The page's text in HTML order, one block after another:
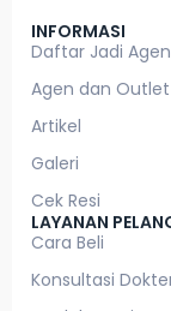
INFORMASI
Daftar Jadi Agen
Agen dan Outlet
Artikel
Galeri
Cek Resi
LAYANAN
Cara Beli
Konsultasi